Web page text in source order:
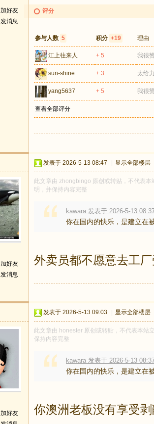
加好友
发消息
评分
参与人数 5 积分 +19 理由
江上往来人 + 5 我很
sun-shine + 3 太给
yang5637 + 5 我很
查看全部评分
加好友
发消息
发表于 2026-5-13 08:47 显示全部楼层
此文章由 zhongbingo 原创或转贴，不代表
明，并保持内容完整
kawara 发表于 2026-5-13
你在国内的快乐，是建立在
外卖员都不愿意去工
加好友
发表于 2026-5-13 09:03 显示全部楼层
此文章由 honester 原创或转贴，不代表本站
保持内容完整
kawara 发表于 2026-5-13
你在国内的快乐，是建立在
你澳洲老板没有享受